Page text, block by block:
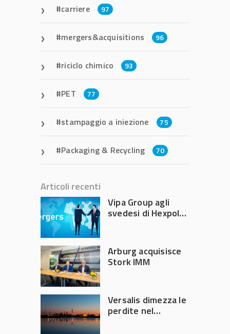
carriere 97
mergers&acquisitions 96
riciclo chimico 93
PET 77
stampaggio a iniezione 75
Packaging & Recycling 70
Articoli recenti
Vipa Group agli
svedesi di Hexpol
Arburg acquisisce
Stork IMM
Versalis dimezza le
perdite nel